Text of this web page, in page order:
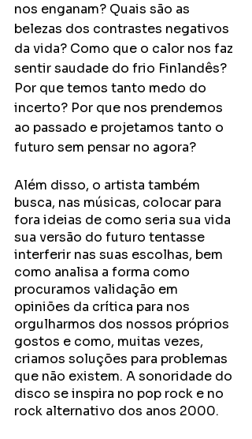
nos enganam? Quais são as
belezas dos contrastes negativos
da vida? Como que o calor nos faz
sentir saudade do frio Finlandês?
Por que temos tanto medo do
incerto? Por que nos prendemos
ao passado e projetamos tanto o
futuro sem pensar no agora?
Além disso, o artista também
busca, nas músicas, colocar para
fora ideias de como seria sua vida
sua versão do futuro tentasse
interferir nas suas escolhas, bem
como analisa a forma como
procuramos validação em
opiniões da crítica para nos
orgulharmos dos nossos próprios
gostos e como, muitas vezes,
criamos soluções para problemas
que não existem. A sonoridade do
disco se inspira no pop rock e no
rock alternativo dos anos 2000.